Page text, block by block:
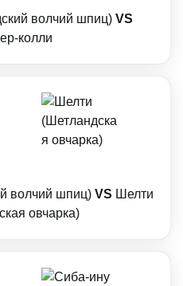
волчий шпиц) VS
колли
волчий шпиц) VS Шелти
овчарка)